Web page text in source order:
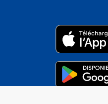
réglementations.